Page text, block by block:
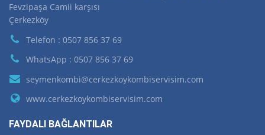
Fevzipaşa Camii karşısı
Çerkezköy
Telefon : 0507 856 37 69
WhatsApp : 0507 856 37 69
seymenkombi@cerkezkoykombiservisim.com
www.cerkezkoykombiservisim.com
FAYDALI BAĞLANTILAR